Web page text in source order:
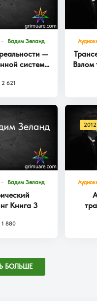
Вадим Зеланд
—
системы
2 621
Взлом
Вадим Зеланд
Книга 3
1 880
2012
БОЛЬШЕ